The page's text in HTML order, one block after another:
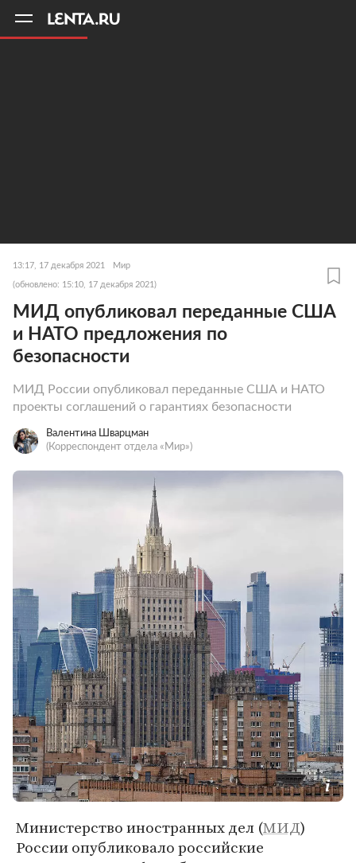
13:17, 17 декабря 2021 Мир
(обновлено: 15:10, 17 декабря 2021)
МИД опубликовал переданные США
и НАТО предложения по
безопасности
МИД России опубликовал переданные США и НАТО
проекты соглашений о гарантиях безопасности
Валентина Шварцман
(Корреспондент отдела «Мир»)
Министерство иностранных дел (МИД)
России опубликовало российские